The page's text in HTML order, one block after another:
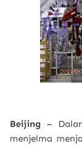
Beijing –
menjelma